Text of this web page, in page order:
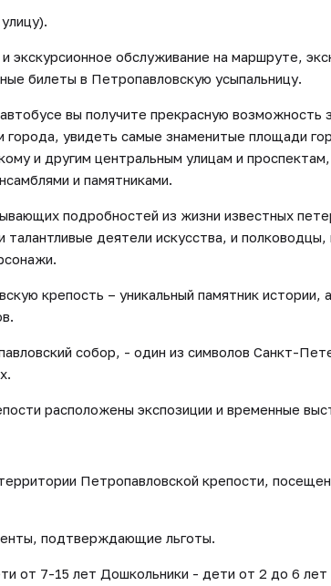
экскурсионное обслуживание на маршруте,
билеты в Петропавловскую усыпальницу.
вы получите прекрасную возможность
города, увидеть самые знаменитые площади
и другим центральным улицам и проспектам,
и памятниками.
подробностей из жизни известных
деятели искусства, и полководцы,
крепость – уникальный памятник истории,
собор, - один из символов Санкт-
расположены экспозиции и временные
Петропавловской крепости,
подтверждающие льготы.
от 7-15 лет Дошкольники - дети от 2 до 6 лет